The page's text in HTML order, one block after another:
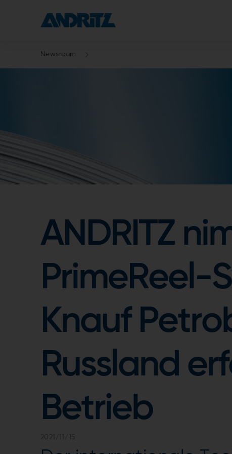
Newsroom
ANDRITZ
PrimeReel-
Knauf
Russland
Betrieb
2021/11/15